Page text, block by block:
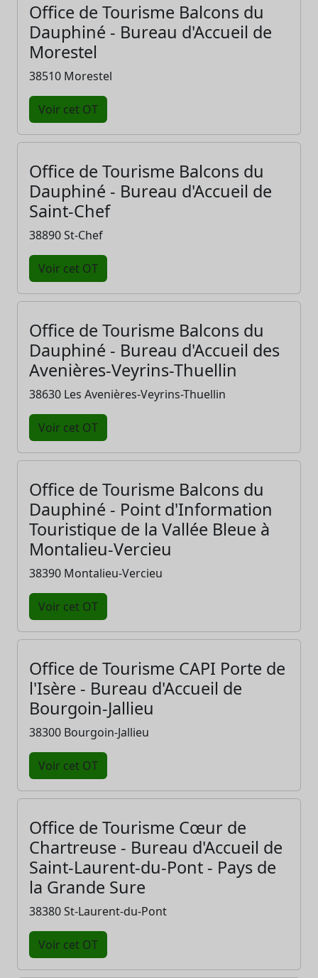
Office de Tourisme Balcons du
Dauphiné - Bureau d'Accueil de
Morestel
38510 Morestel
Voir cet OT
Office de Tourisme Balcons du
Dauphiné - Bureau d'Accueil de
Saint-Chef
38890 St-Chef
Voir cet OT
Office de Tourisme Balcons du
Dauphiné - Bureau d'Accueil des
Avenières-Veyrins-Thuellin
38630 Les Avenières-Veyrins-Thuellin
Voir cet OT
Office de Tourisme Balcons du
Dauphiné - Point d'Information
Touristique de la Vallée Bleue à
Montalieu-Vercieu
38390 Montalieu-Vercieu
Voir cet OT
Office de Tourisme CAPI Porte de
l'Isère - Bureau d'Accueil de
Bourgoin-Jallieu
38300 Bourgoin-Jallieu
Voir cet OT
Office de Tourisme Cœur de
Chartreuse - Bureau d'Accueil de
Saint-Laurent-du-Pont - Pays de
la Grande Sure
38380 St-Laurent-du-Pont
Voir cet OT